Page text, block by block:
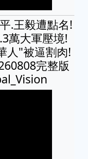
.王毅遭點名!
萬大軍壓境!
人"被逼割肉!
完整版